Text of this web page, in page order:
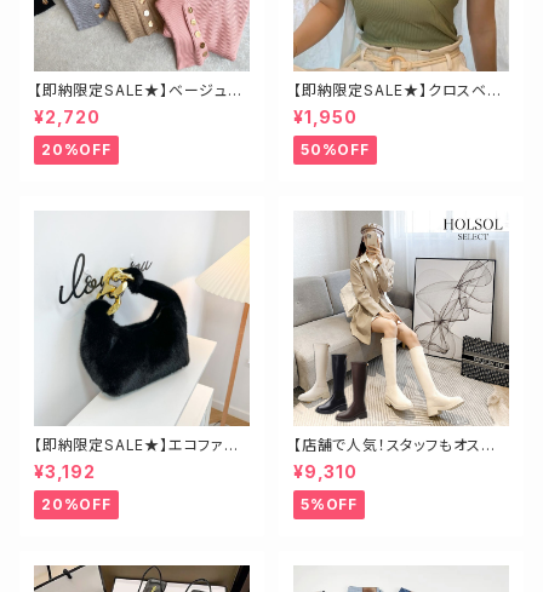
【即納限定SALE★】ベージュ・
ゴールド釦ハイネックニット
¥2,720
20%OFF
【即納限定SALE★】クロスベア
トップス
¥1,950
50%OFF
【即納限定SALE★】エコファー
ビッグチェーンバッグ
¥3,192
20%OFF
【店舗で人気！スタッフもオスス
メ】ゴールド金具ロングブーツ
¥9,310
5%OFF